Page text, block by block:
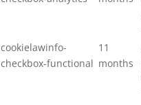
cookielawinfo-
checkbox-functional
11
months